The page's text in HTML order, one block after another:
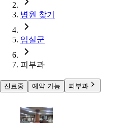
병원 찾기
임실군
피부과
진료중 예약 가능 피부과